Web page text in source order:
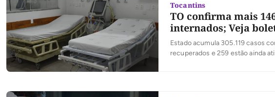
Tocantins
TO confirma mais
internados; Veja
Estado acumula 305.119 casos
recuperados e 259 estão ainda